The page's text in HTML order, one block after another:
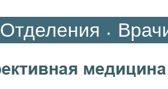
Отделения •